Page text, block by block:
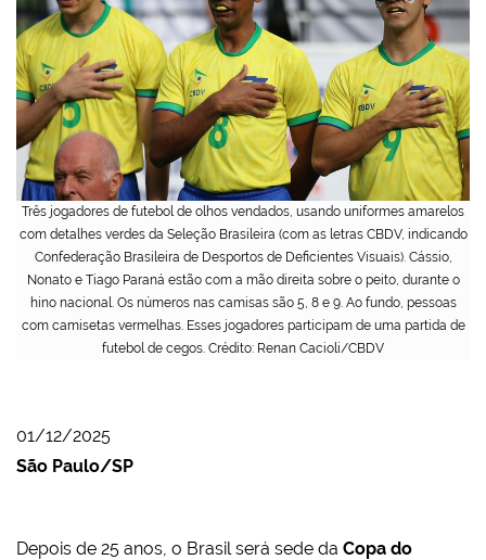
Três jogadores de futebol de olhos vendados, usando uniformes amarelos
com detalhes verdes da Seleção Brasileira (com as letras CBDV, indicando
Confederação Brasileira de Desportos de Deficientes Visuais). Cássio,
Nonato e Tiago Paraná estão com a mão direita sobre o peito, durante o
hino nacional. Os números nas camisas são 5, 8 e 9. Ao fundo, pessoas
com camisetas vermelhas. Esses jogadores participam de uma partida de
futebol de cegos. Crédito: Renan Cacioli/CBDV
01/12/2025
São Paulo/SP
Depois de 25 anos, o Brasil será sede da Copa do